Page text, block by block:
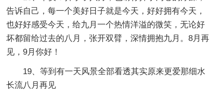
告诉自己，每一个美好日子就是今天，好好拥有今天，
也好好感受今天，给九月一个热情洋溢的微笑，无论好
坏都留给过去的八月，张开双臂，深情拥抱九月。8月再
见，9月你好！
19、等到有一天风景全部看透其实原来更爱那细水
长流八月再见